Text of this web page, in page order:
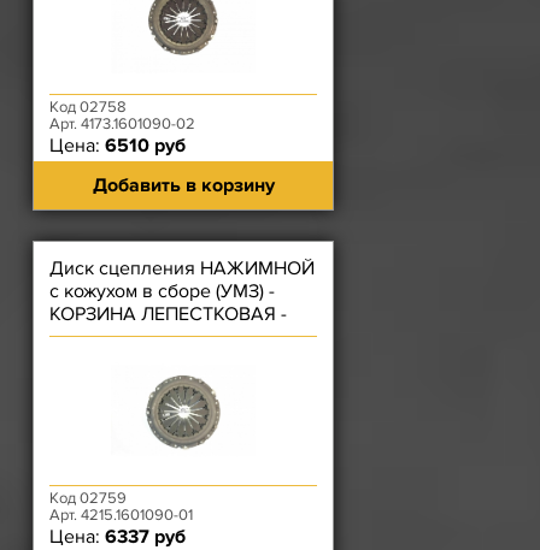
Код 02758
Арт. 4173.1601090-02
Цена: 6510 руб
Добавить в корзину
Диск сцепления НАЖИМНОЙ
с кожухом в сборе (УМЗ) -
КОРЗИНА ЛЕПЕСТКОВАЯ -
(под Плоский подшипник)
Код 02759
Арт. 4215.1601090-01
Цена: 6337 руб